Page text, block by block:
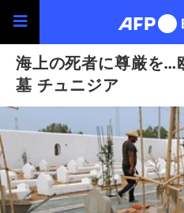
海上の死者に尊厳を…
墓 チュニジア